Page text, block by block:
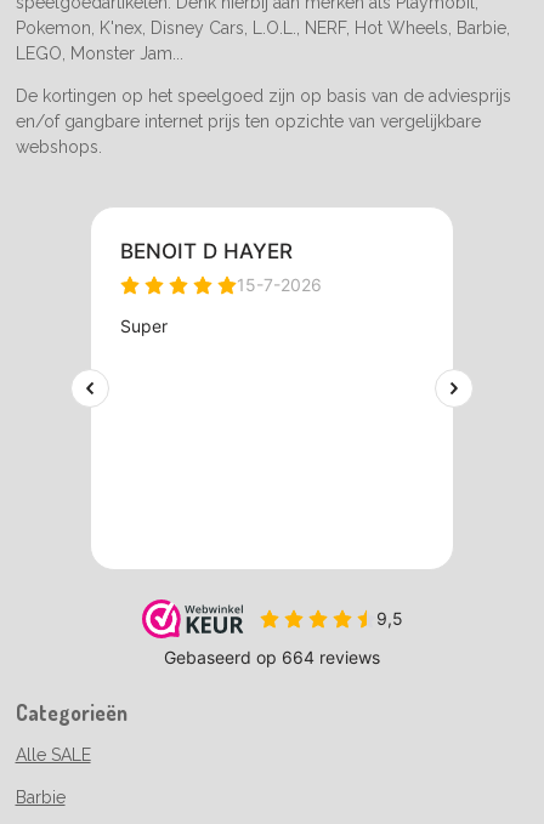
Pokemon, K'nex, Disney Cars, L.O.L., NERF, Hot Wheels, Barbie,
LEGO, Monster Jam...
De kortingen op het speelgoed zijn op basis van de adviesprijs
en/of gangbare internet prijs ten opzichte van vergelijkbare
webshops.
Categorieën
Alle SALE
Barbie